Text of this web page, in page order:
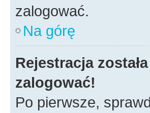
zalogować.
Na górę
Rejestracja
zalogować!
Po pierwsze,